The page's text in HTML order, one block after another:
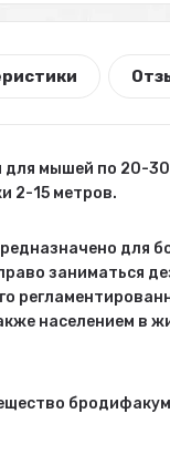
мышей по 20-
2-15 метров.
для
заниматься
населением в